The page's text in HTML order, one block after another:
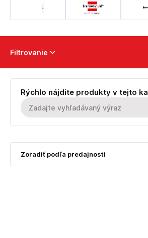
Filtrovanie
Rýchlo nájdite produkty v tejto